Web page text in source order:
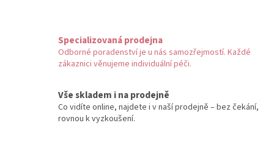
Specializovaná prodejna
Odborné poradenství je u nás samozřejmostí. Každé
zákaznici věnujeme individuální péči.
Vše skladem i na prodejně
Co vidíte online, najdete i v naší prodejně – bez čekání,
rovnou k vyzkoušení.